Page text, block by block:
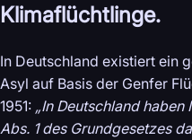
Klimaflüchtlinge.
In Deutschland existiert ein
Asyl auf Basis der Genfer
1951: „In Deutschland haben
Abs. 1 des Grundgesetzes